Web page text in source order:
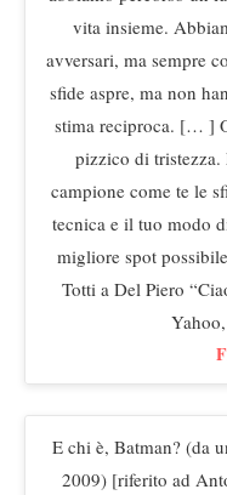
vita insieme.
avversari, ma sempre
sfide aspre, ma non
stima reciproca. [… ]
pizzico di
campione come te le
tecnica e il tuo modo
migliore spot
Totti a Del Piero
E chi è, Batman? (da
2009) [riferito ad